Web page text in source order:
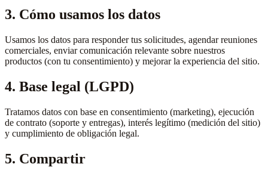
3. Cómo usamos los datos
Usamos los datos para responder tus solicitudes, agendar reuniones
comerciales, enviar comunicación relevante sobre nuestros
productos (con tu consentimiento) y mejorar la experiencia del sitio.
4. Base legal (LGPD)
Tratamos datos con base en consentimiento (marketing), ejecución
de contrato (soporte y entregas), interés legítimo (medición del sitio)
y cumplimiento de obligación legal.
5. Compartir